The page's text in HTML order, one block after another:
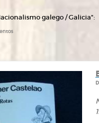
galego / Galicia":